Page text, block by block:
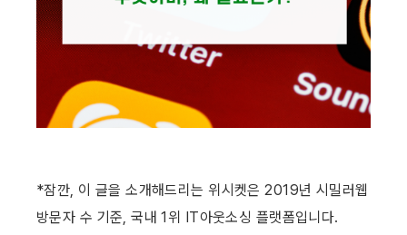
*잠깐, 이 글을 소개해드리는 위시켓은 2019년 시밀러웹
방문자 수 기준, 국내 1위 IT아웃소싱 플랫폼입니다.